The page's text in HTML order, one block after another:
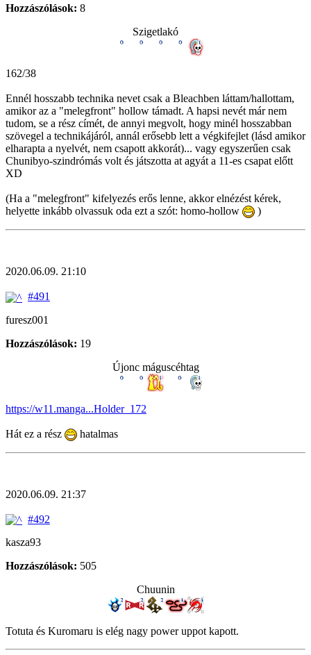
Hozzászólások: 8
Szigetlakó
162/38
Ennél hosszabb technika nevet csak a Bleachben láttam/hallottam,
amikor az a "melegfront" hollow támadt. A hapsi nevét már nem
tudom, se a rész címét, de annyi megvolt, hogy minél hosszabban
szövegel a technikájáról, annál erősebb lett a végkifejlet (lásd amikor
elharapta a nyelvét, nem csapott akkorát)... vagy egyszerűen csak
Chunibyo-szindrómás volt és játszotta at agyát a 11-es csapat előtt
XD
(Ha a "melegfront" kifelyezés erős lenne, akkor elnézést kérek,
helyette inkább olvassuk oda ezt a szót: homo-hollow
)
2020.06.09. 21:10
#491
furesz001
Hozzászólások: 19
Újonc máguscéhtag
https://w11.manga...Holder_172
Hát ez a rész hatalmas
2020.06.09. 21:37
#492
kasza93
Hozzászólások: 505
Chuunin
Totuta és Kuromaru is elég nagy power uppot kapott.